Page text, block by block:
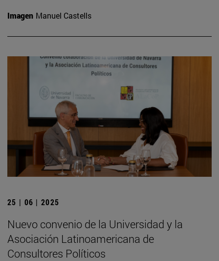
Imagen Manuel Castells
25 | 06 | 2025
Nuevo convenio de la Universidad y la
Asociación Latinoamericana de
Consultores Políticos